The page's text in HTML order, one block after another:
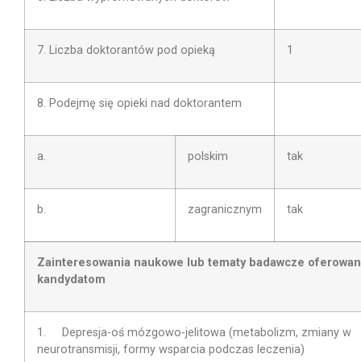
7. Liczba doktorantów pod opieką 1
8. Podejmę się opieki nad doktorantem
a. polskim tak
b. zagranicznym tak
Zainteresowania naukowe lub tematy badawcze
kandydatom
1. Depresja-oś mózgowo-jelitowa (metabolizm, zmiany w
neurotransmisji, formy wsparcia podczas leczenia)